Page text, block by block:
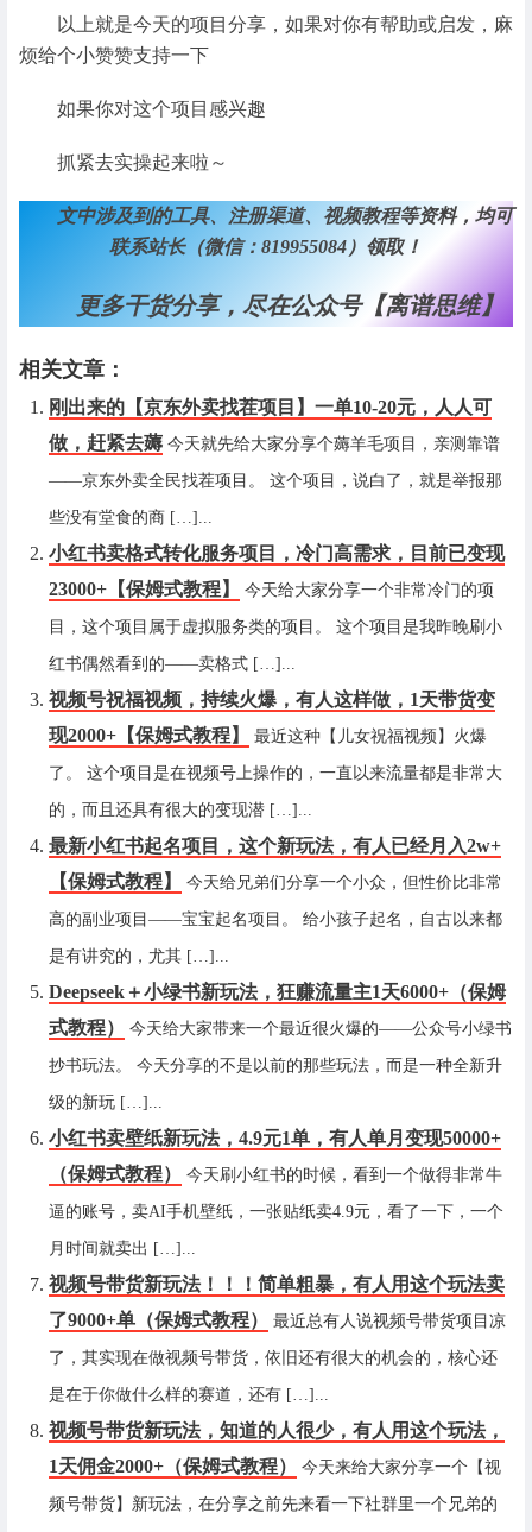
以上就是今天的项目分享，如果对你有帮助或启发，麻
烦给个小赞赞支持一下
如果你对这个项目感兴趣
抓紧去实操起来啦～
文中涉及到的工具、注册渠道、视频教程等资料，均可
联系站长（微信：819955084）领取！
更多干货分享，尽在公众号【离谱思维】
相关文章：
刚出来的【京东外卖找茬项目】一单10-20元，人人可
做，赶紧去薅 今天就先给大家分享个薅羊毛项目，亲测靠谱
——京东外卖全民找茬项目。 这个项目，说白了，就是举报那
些没有堂食的商 […]...
小红书卖格式转化服务项目，冷门高需求，目前已变现
23000+【保姆式教程】
今天给大家分享一个非常冷门的项
目，这个项目属于虚拟服务类的项目。 这个项目是我昨晚刷小
红书偶然看到的——卖格式 […]...
视频号祝福视频，持续火爆，有人这样做，1天带货变
现2000+【保姆式教程】
最近这种【儿女祝福视频】火爆
了。 这个项目是在视频号上操作的，一直以来流量都是非常大
的，而且还具有很大的变现潜 […]...
最新小红书起名项目，这个新玩法，有人已经月入2w+
【保姆式教程】
今天给兄弟们分享一个小众，但性价比非常
高的副业项目——宝宝起名项目。 给小孩子起名，自古以来都
是有讲究的，尤其 […]...
Deepseek＋小绿书新玩法，狂赚流量主1天6000+（保姆
式教程）
今天给大家带来一个最近很火爆的——公众号小绿书
抄书玩法。 今天分享的不是以前的那些玩法，而是一种全新升
级的新玩 […]...
小红书卖壁纸新玩法，4.9元1单，有人单月变现50000+
（保姆式教程）
今天刷小红书的时候，看到一个做得非常牛
逼的账号，卖AI手机壁纸，一张贴纸卖4.9元，看了一下，一个
月时间就卖出 […]...
视频号带货新玩法！！！简单粗暴，有人用这个玩法卖
了9000+单（保姆式教程）
最近总有人说视频号带货项目凉
了，其实现在做视频号带货，依旧还有很大的机会的，核心还
是在于你做什么样的赛道，还有 […]...
视频号带货新玩法，知道的人很少，有人用这个玩法，
1天佣金2000+（保姆式教程）
今天来给大家分享一个【视
频号带货】新玩法，在分享之前先来看一下社群里一个兄弟的